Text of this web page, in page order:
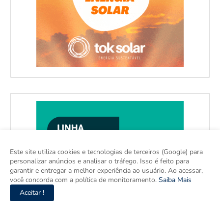
Este site utiliza cookies e tecnologias de terceiros (Google) para
personalizar anúncios e analisar o tráfego. Isso é feito para
garantir e entregar a melhor experiência ao usuário. Ao acessar,
você concorda com a política de monitoramento. Saiba Mais
Aceitar !